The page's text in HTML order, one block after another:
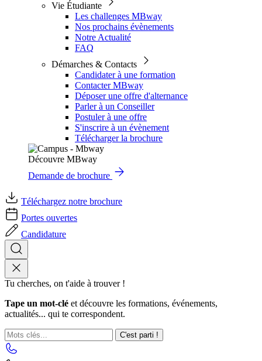
Vie Étudiante
Les challenges MBway
Nos prochains évènements
Notre Actualité
FAQ
Démarches & Contacts
Candidater à une formation
Contacter MBway
Déposer une offre d'alternance
Parler à un Conseiller
Postuler à une offre
S'inscrire à un évènement
Télécharger la brochure
Découvre MBway
Demande de brochure
Téléchargez notre brochure
Portes ouvertes
Candidature
Tu cherches, on t'aide à trouver !
Tape un mot-clé et découvre les formations, événements,
actualités... qui te correspondent.
C'est parti !